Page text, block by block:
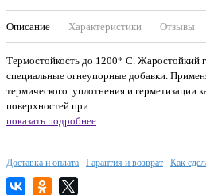
Описание Характеристики Отзывы
Термостойкость до 1200* С. Жаростойкий
специальные огнеупорные добавки.
термического уплотнения и герметизации
поверхностей при...
показать подробнее
Доставка и оплата Гарантия и возврат Как